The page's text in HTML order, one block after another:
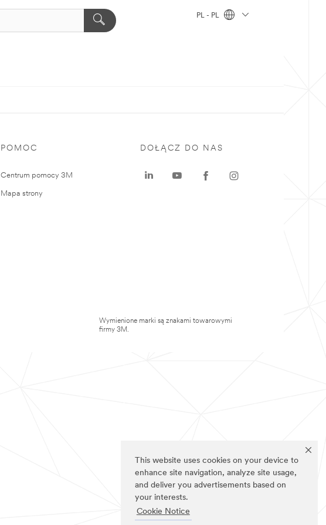
This website uses cookies on your device to
enhance site navigation, analyze site usage,
and deliver you advertisements based on
your interests.
Cookie Notice
PL - PL
POMOC
Centrum pomocy 3M
Mapa strony
DOŁĄCZ DO NAS
Wymienione marki są znakami towarowymi
firmy 3M.